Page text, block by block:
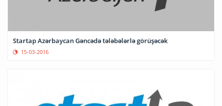
Startap Azərbaycan Gəncədə tələbələrlə görüşəcək
15-03-2016